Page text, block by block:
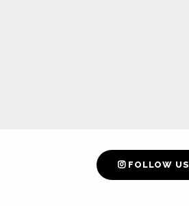
FOLLOW US